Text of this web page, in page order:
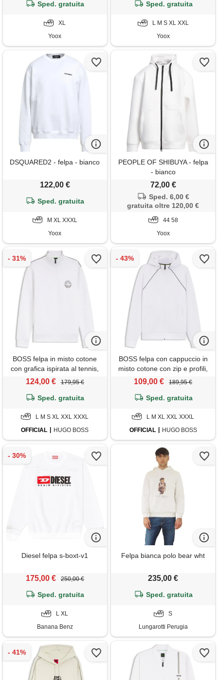
Sped. gratuita
XL
Yoox
Sped. gratuita
L M S XL XXL
Yoox
DSQUARED2 - felpa - bianco
122,00 €
Sped. gratuita
M XL XXXL
Yoox
PEOPLE OF SHIBUYA - felpa
- bianco
72,00 €
Sped. 6,00 €
gratuita oltre 120,00 €
44 58
Yoox
BOSS felpa in misto cotone
con grafica ispirata al tennis,
bianco
124,00 € 179,95 €
Sped. gratuita
L M S XL XXL XXXL
OFFICIAL
HUGO BOSS
BOSS felpa con cappuccio in
misto cotone con zip e profili,
bianco
109,00 € 189,95 €
Sped. gratuita
L M XL XXL XXXL
OFFICIAL
HUGO BOSS
Diesel felpa s-boxt-v1
175,00 € 250,00 €
Sped. gratuita
L XL
Banana Benz
Felpa bianca polo bear wht
235,00 €
Sped. gratuita
S
Lungarotti Perugia